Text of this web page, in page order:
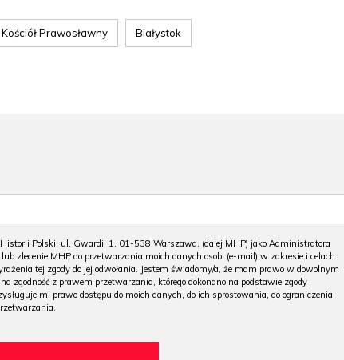
Prawosławny Białystok
Polski, ul. Gwardii 1, 01-538 Warszawa, (dalej MHP) jako Administratora
zlecenie MHP do przetwarzania moich danych osob. (e-mail) w zakresie i celach
tej zgody do jej odwołania. Jestem świadomy/a, że mam prawo w dowolnym
zgodność z prawem przetwarzania, którego dokonano na podstawie zgody
mi prawo dostępu do moich danych, do ich sprostowania, do ograniczenia